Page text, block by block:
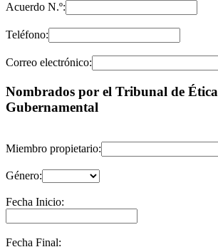
Acuerdo N.º:
Teléfono:
Correo electrónico:
Nombrados por el Tribunal de Ética
Gubernamental
Miembro propietario:
Género:
Fecha Inicio:
Fecha Final: